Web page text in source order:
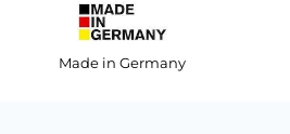
Made in Germany